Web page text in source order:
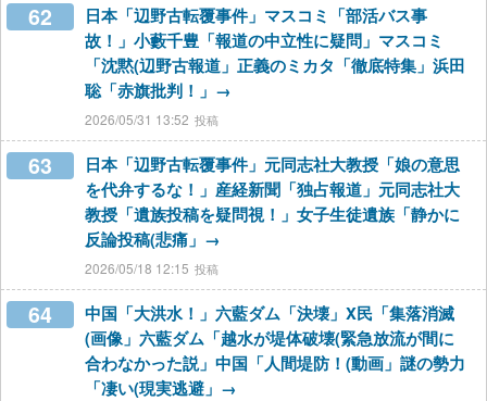
62
日本「辺野古転覆事件」マスコミ「部活バス事
故！」小藪千豊「報道の中立性に疑問」マスコミ
「沈黙(辺野古報道」正義のミカタ「徹底特集」浜田
聡「赤旗批判！」→
2026/05/31 13:52
63
日本「辺野古転覆事件」元同志社大教授「娘の意思
を代弁するな！」産経新聞「独占報道」元同志社大
教授「遺族投稿を疑問視！」女子生徒遺族「静かに
反論投稿(悲痛」→
2026/05/18 12:15
64
中国「大洪水！」六藍ダム「決壊」X民「集落消滅
(画像」六藍ダム「越水が堤体破壊(緊急放流が間に
合わなかった説」中国「人間堤防！(動画」謎の勢力
「凄い(現実逃避」→